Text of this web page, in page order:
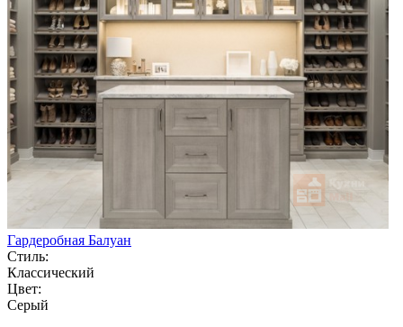
Гардеробная Балуан
Стиль:
Классический
Цвет:
Серый